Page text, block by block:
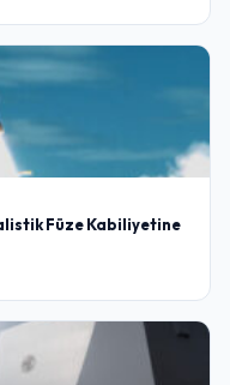
Füze Kabiliyetine